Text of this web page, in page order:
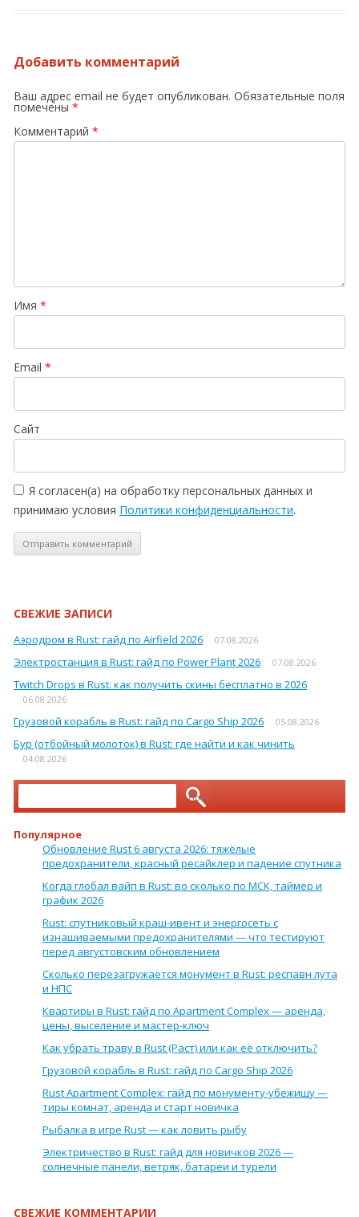
Добавить комментарий
Ваш адрес email не будет опубликован. Обязательные поля
помечены *
Комментарий *
Имя *
Email *
Сайт
Я согласен(а) на обработку персональных данных и
принимаю условия Политики конфиденциальности.
СВЕЖИЕ ЗАПИСИ
Аэродром в Rust: гайд по Airfield 2026 07.08.2026
Электростанция в Rust: гайд по Power Plant 2026 07.08.2026
Twitch Drops в Rust: как получить скины бесплатно в 2026
06.08.2026
Грузовой корабль в Rust: гайд по Cargo Ship 2026 05.08.2026
Бур (отбойный молоток) в Rust: где найти и как чинить
04.08.2026
Найти:
Популярное
Обновление Rust 6 августа 2026: тяжёлые
предохранители, красный ресайклер и падение спутника
Когда глобал вайп в Rust: во сколько по МСК, таймер и
график 2026
Rust: спутниковый краш-ивент и энергосеть с
изнашиваемыми предохранителями — что тестируют
перед августовским обновлением
Сколько перезагружается монумент в Rust: респавн лута
и НПС
Квартиры в Rust: гайд по Apartment Complex — аренда,
цены, выселение и мастер-ключ
Как убрать траву в Rust (Раст) или как её отключить?
Грузовой корабль в Rust: гайд по Cargo Ship 2026
Rust Apartment Complex: гайд по монументу-убежищу —
тиры комнат, аренда и старт новичка
Рыбалка в игре Rust — как ловить рыбу
Электричество в Rust: гайд для новичков 2026 —
солнечные панели, ветряк, батареи и турели
СВЕЖИЕ КОММЕНТАРИИ